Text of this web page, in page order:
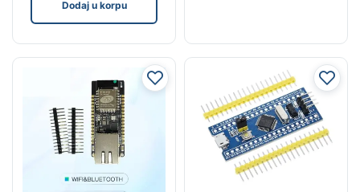
Dodaj u korpu